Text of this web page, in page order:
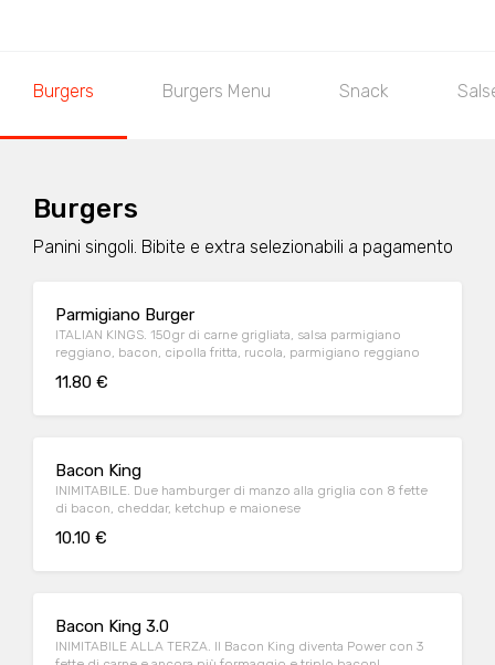
Burgers Burgers Menu Snack
Burgers
Panini singoli. Bibite e extra selezionabili a pagamento
Parmigiano Burger
ITALIAN KINGS. 150gr di carne grigliata, salsa parmigiano
reggiano, bacon, cipolla fritta, rucola, parmigiano reggiano
11.80 €
Bacon King
INIMITABILE. Due hamburger di manzo alla griglia con 8 fette
di bacon, cheddar, ketchup e maionese
10.10 €
Bacon King 3.0
INIMITABILE ALLA TERZA. Il Bacon King diventa Power con 3